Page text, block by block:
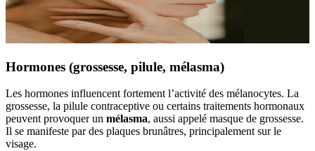
Hormones (grossesse, pilule, mélasma)
Les hormones influencent fortement l’activité des mélanocytes. La
grossesse, la pilule contraceptive ou certains traitements hormonaux
peuvent provoquer un mélasma, aussi appelé masque de grossesse.
Il se manifeste par des plaques brunâtres, principalement sur le
visage.